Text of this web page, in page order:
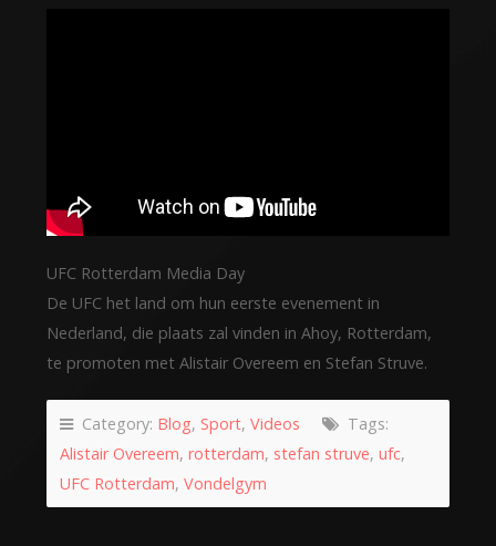
UFC Rotterdam Media Day
De UFC het land om hun eerste evenement in
Nederland, die plaats zal vinden in Ahoy, Rotterdam,
te promoten met Alistair Overeem en Stefan Struve.
Category: Blog, Sport, Videos
Tags:
Alistair Overeem, rotterdam, stefan struve, ufc,
UFC Rotterdam, Vondelgym